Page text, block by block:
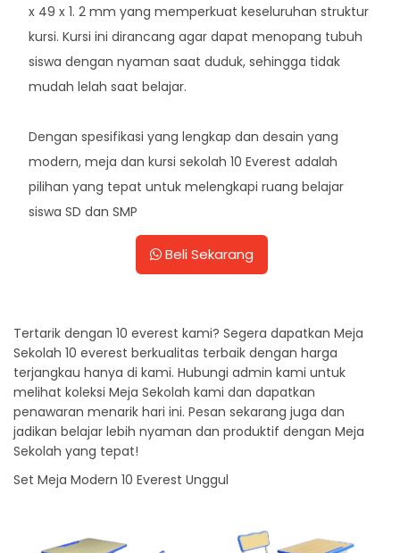
x 49 x 1. 2 mm yang memperkuat keseluruhan struktur
kursi. Kursi ini dirancang agar dapat menopang tubuh
siswa dengan nyaman saat duduk, sehingga tidak
mudah lelah saat belajar.
Dengan spesifikasi yang lengkap dan desain yang
modern, meja dan kursi sekolah 10 Everest adalah
pilihan yang tepat untuk melengkapi ruang belajar
siswa SD dan SMP
Beli Sekarang
Tertarik dengan 10 everest kami? Segera dapatkan Meja
Sekolah 10 everest berkualitas terbaik dengan harga
terjangkau hanya di kami. Hubungi admin kami untuk
melihat koleksi Meja Sekolah kami dan dapatkan
penawaran menarik hari ini. Pesan sekarang juga dan
jadikan belajar lebih nyaman dan produktif dengan Meja
Sekolah yang tepat!
Set Meja Modern 10 Everest Unggul